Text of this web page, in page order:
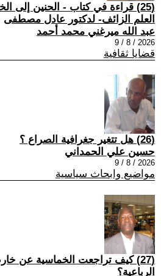
(25) قراءة في كتاب - الحنين إلى
العلم الزائف- لدكتور عادل مصطفى
عبد الله ميرغني محمد أحمد
2026 / 8 / 9
قضايا ثقافية
(26) هل تتغير جغرافية الصراع ؟
حسين علي الحمداني
2026 / 8 / 9
مواضيع وابحاث سياسية
(27) كيف تراجعت الخماسية عن
الرباعية؟